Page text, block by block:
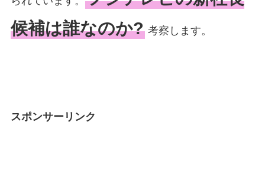
候補は誰なのか?考察します。
スポンサーリンク